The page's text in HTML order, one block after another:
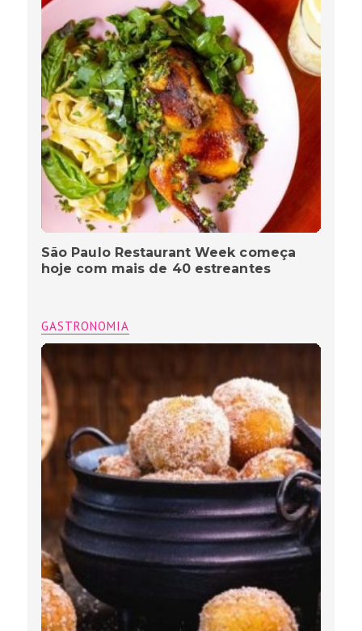
São Paulo Restaurant Week começa
hoje com mais de 40 estreantes
GASTRONOMIA